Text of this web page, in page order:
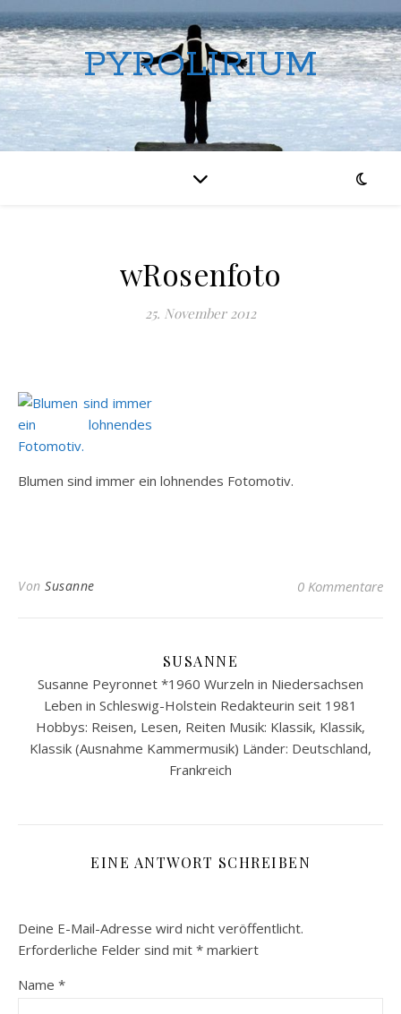
PYROLIRIUM
wRosenfoto
25. November 2012
Blumen sind immer ein lohnendes Fotomotiv.
Von Susanne 0 Kommentare
SUSANNE
Susanne Peyronnet *1960 Wurzeln in Niedersachsen
Leben in Schleswig-Holstein Redakteurin seit 1981
Hobbys: Reisen, Lesen, Reiten Musik: Klassik, Klassik,
Klassik (Ausnahme Kammermusik) Länder: Deutschland,
Frankreich
EINE ANTWORT SCHREIBEN
Deine E-Mail-Adresse wird nicht veröffentlicht.
Erforderliche Felder sind mit * markiert
Name *